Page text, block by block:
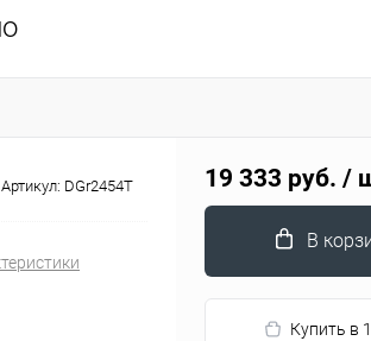
Артикул: DGr2454T 19 333 руб. /
В
Купить в